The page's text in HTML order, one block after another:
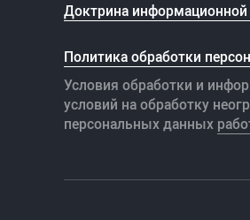
Доктрина
Политика обработки
Условия обработки и
условий на обработку
персональных данных